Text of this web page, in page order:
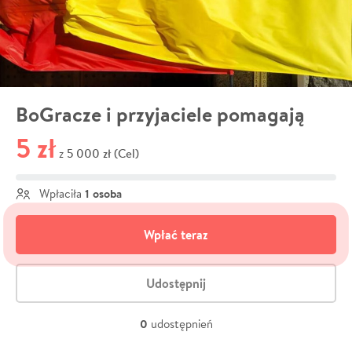
BoGracze i przyjaciele pomagają
5 zł z 5 000 zł (Cel)
Wpłaciła 1 osoba
Wpłać teraz
Udostępnij
0 udostępnień